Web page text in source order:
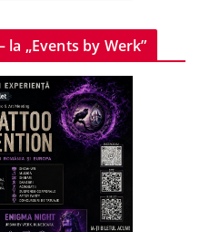
la „Events by Werk”